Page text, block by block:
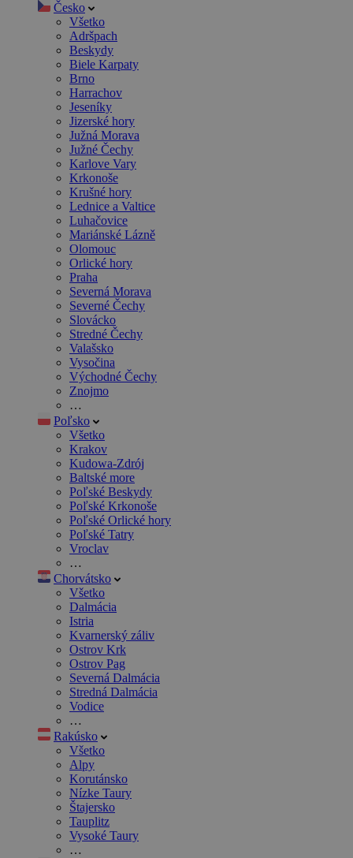
Česko
Všetko
Adršpach
Beskydy
Biele Karpaty
Brno
Harrachov
Jeseníky
Jizerské hory
Južná Morava
Južné Čechy
Karlove Vary
Krkonoše
Krušné hory
Lednice a Valtice
Luhačovice
Mariánské Lázně
Olomouc
Orlické hory
Praha
Severná Morava
Severné Čechy
Slovácko
Stredné Čechy
Valašsko
Vysočina
Východné Čechy
Znojmo
…
Poľsko
Všetko
Krakov
Kudowa-Zdrój
Baltské more
Poľské Beskydy
Poľské Krkonoše
Poľské Orlické hory
Poľské Tatry
Vroclav
…
Chorvátsko
Všetko
Dalmácia
Istria
Kvarnerský záliv
Ostrov Krk
Ostrov Pag
Severná Dalmácia
Stredná Dalmácia
Vodice
…
Rakúsko
Všetko
Alpy
Korutánsko
Nízke Taury
Štajersko
Tauplitz
Vysoké Taury
…